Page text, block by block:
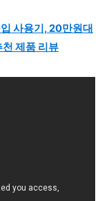
사용기, 20만원대
제품 리뷰